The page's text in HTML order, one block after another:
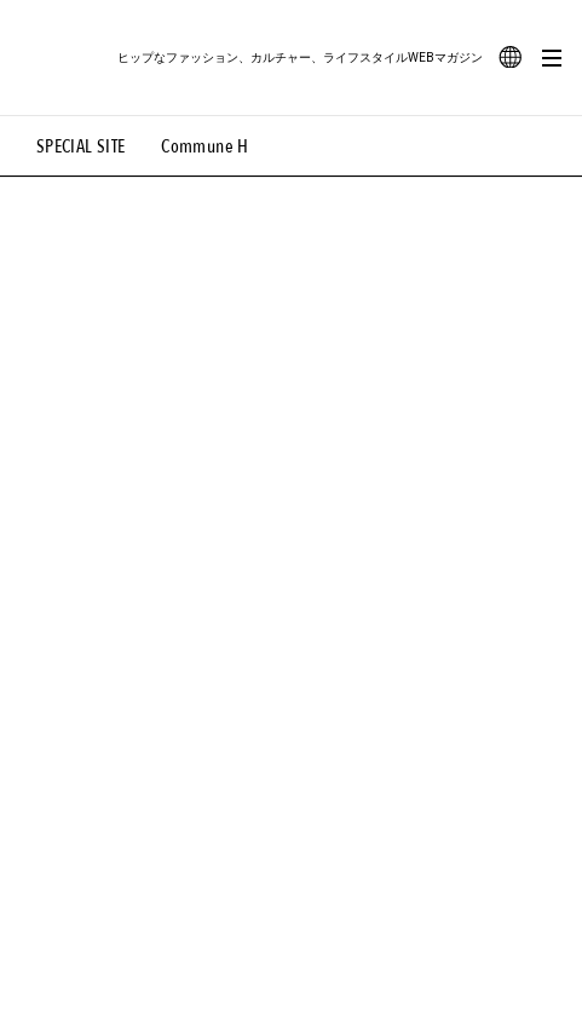
SPECIAL SITE Commune H
ヒップなファッション、カルチャー、ライフスタイルWEBマガジン
#路地裏てぃーん。 #MONTHLY JOURNAL
#MOVIE #LIFESTYLE #SNEAKER #OUTDOOR